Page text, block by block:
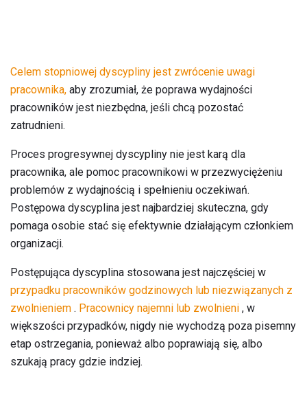
Celem stopniowej dyscypliny jest zwrócenie uwagi
pracownika, aby zrozumiał, że poprawa wydajności
pracowników jest niezbędna, jeśli chcą pozostać
zatrudnieni.
Proces progresywnej dyscypliny nie jest karą dla
pracownika, ale pomoc pracownikowi w przezwyciężeniu
problemów z wydajnością i spełnieniu oczekiwań.
Postępowa dyscyplina jest najbardziej skuteczna, gdy
pomaga osobie stać się efektywnie działającym członkiem
organizacji.
Postępująca dyscyplina stosowana jest najczęściej w
przypadku pracowników godzinowych lub niezwiązanych z
zwolnieniem . Pracownicy najemni lub zwolnieni , w
większości przypadków, nigdy nie wychodzą poza pisemny
etap ostrzegania, ponieważ albo poprawiają się, albo
szukają pracy gdzie indziej.